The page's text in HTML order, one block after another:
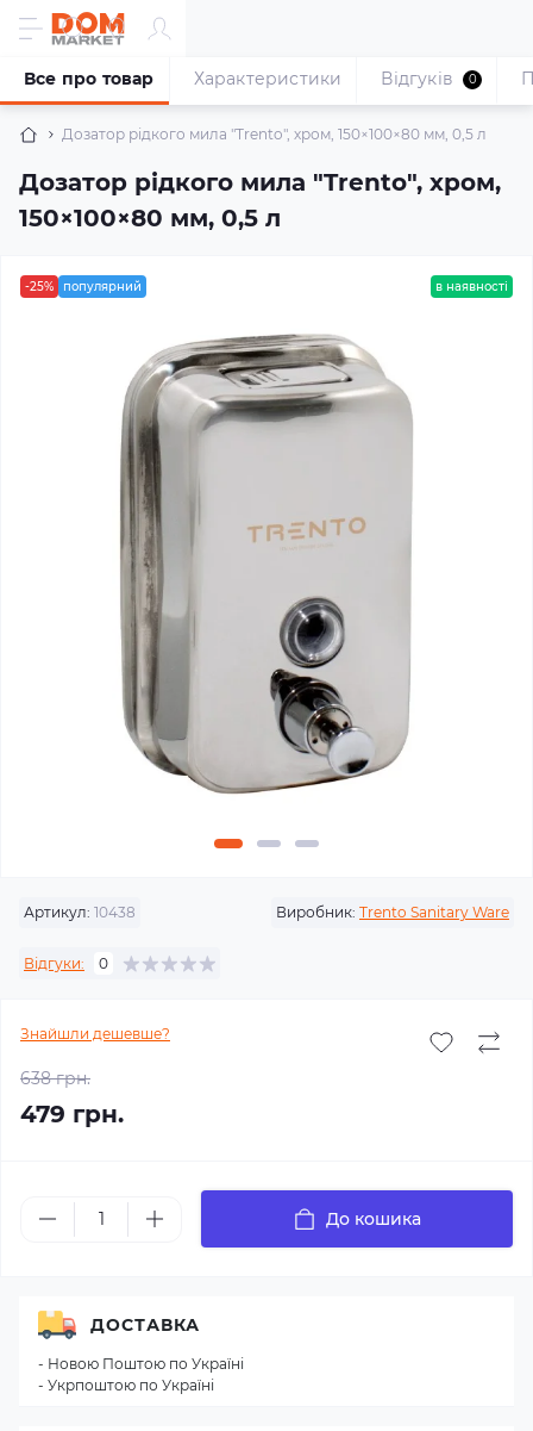
Дозатор рідкого мила "Trento", хром, 150×100×80 мм, 0,5 л
Дозатор рідкого мила "Trento", хром,
150×100×80 мм, 0,5 л
Все про товар Характеристики Відгуків 0
-25% популярний в наявності
Артикул: 10438 Виробник: Trento Sanitary Ware
Відгуки: 0
Знайшли дешевше?
638 грн.
479 грн.
До кошика
ДОСТАВКА
- Новою Поштою по Україні
- Укрпоштою по Україні